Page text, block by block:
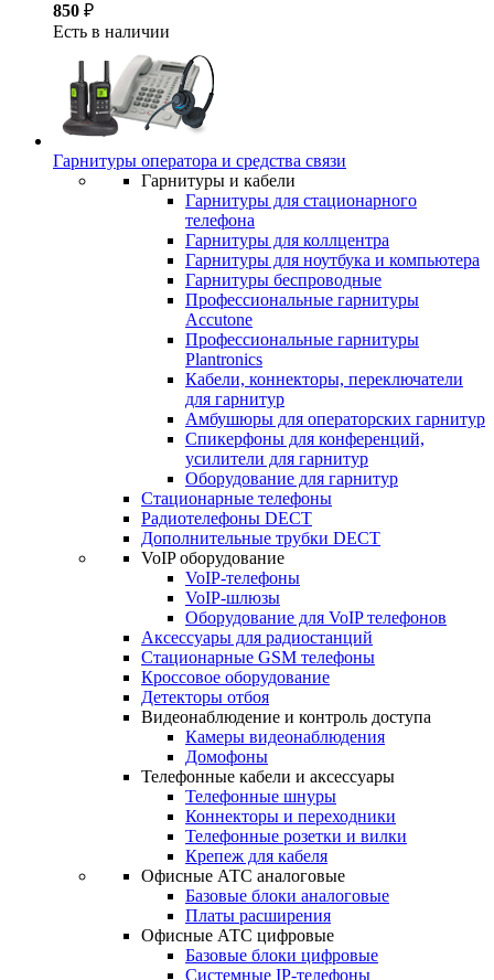
850 ₽
Есть в наличии
Гарнитуры оператора и средства связи
Гарнитуры и кабели
Гарнитуры для стационарного
телефона
Гарнитуры для коллцентра
Гарнитуры для ноутбука и компьютера
Гарнитуры беспроводные
Профессиональные гарнитуры
Accutone
Профессиональные гарнитуры
Plantronics
Кабели, коннекторы, переключатели
для гарнитур
Амбушюры для операторских гарнитур
Cпикерфоны для конференций,
усилители для гарнитур
Оборудование для гарнитур
Стационарные телефоны
Радиотелефоны DECT
Дополнительные трубки DECT
VoIP оборудование
VoIP-телефоны
VoIP-шлюзы
Оборудование для VoIP телефонов
Аксессуары для радиостанций
Стационарные GSM телефоны
Кроссовое оборудование
Детекторы отбоя
Видеонаблюдение и контроль доступа
Камеры видеонаблюдения
Домофоны
Телефонные кабели и аксессуары
Телефонные шнуры
Коннекторы и переходники
Телефонные розетки и вилки
Крепеж для кабеля
Офисные АТС аналоговые
Базовые блоки аналоговые
Платы расширения
Офисные АТС цифровые
Базовые блоки цифровые
Системные IP-телефоны